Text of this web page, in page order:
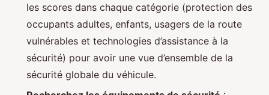
les scores dans chaque catégorie (protection des
occupants adultes, enfants, usagers de la route
vulnérables et technologies d’assistance à la
sécurité) pour avoir une vue d’ensemble de la
sécurité globale du véhicule.